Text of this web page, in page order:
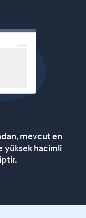
mevcut en
yüksek hacimli